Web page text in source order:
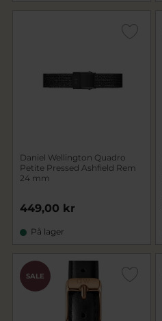
Daniel Wellington Quadro
Petite Pressed Ashfield Rem
24 mm
449,00 kr
På lager
SALE